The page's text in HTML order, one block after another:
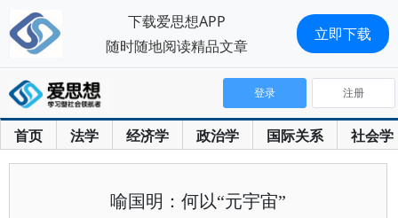
首页 法学 经济学 政治学 国际关系 社会学
登录 注册
喻国明：何以“元宇宙”
下载爱思想APP
随时随地阅读精品文章
立即下载